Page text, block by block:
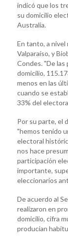
indicó que los
su domicilio
Australia.
En tanto, a nivel
Valparaíso, y
Condes. "De
domicilio,
menos en las
cuando se
33% del
Por su parte, el
"hemos tenido
electoral
nos hace
participación
importante,
eleccionarios
De acuerdo al
realizaron en
domicilio, cifra
producían